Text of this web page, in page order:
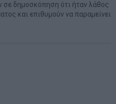
δημοσκόπηση ότι ήταν λάθος
και επιθυμούν να παραμείνει